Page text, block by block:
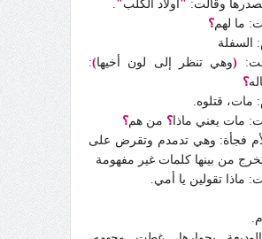
وقالت: " أولاد الكلب"
.
ما لهم؟
السفلة
(وهي تنظر إلى لون أخيها)
:
؟
مات، قتلوه.
مات يعني ماذا ؟ من هم؟
فجأة: وهي تدمدم وتقرض على
من بينها كلمات غير مفهومة
ماذا تقولين يا أمي.